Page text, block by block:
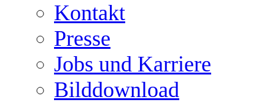
Kontakt
Presse
Jobs und Karriere
Bilddownload